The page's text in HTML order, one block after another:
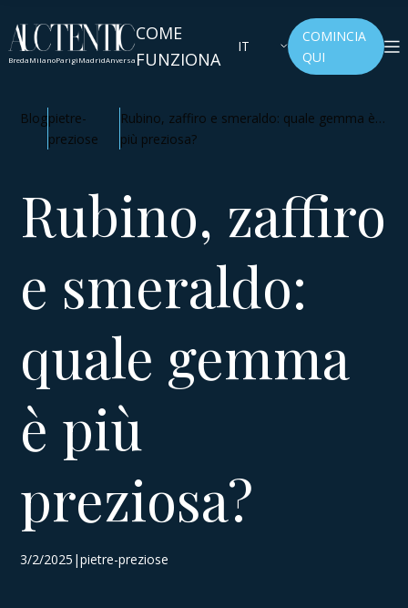
BredaMilanoParigiMadridAnversa
COME
FUNZIONA
IT
COMINCIA
QUI
Blogpietre-
preziose
Rubino, zaffiro e smeraldo: quale gemma è
più preziosa?
Rubino, zaffiro
e smeraldo:
quale gemma
è più
preziosa?
3/2/2025|pietre-preziose